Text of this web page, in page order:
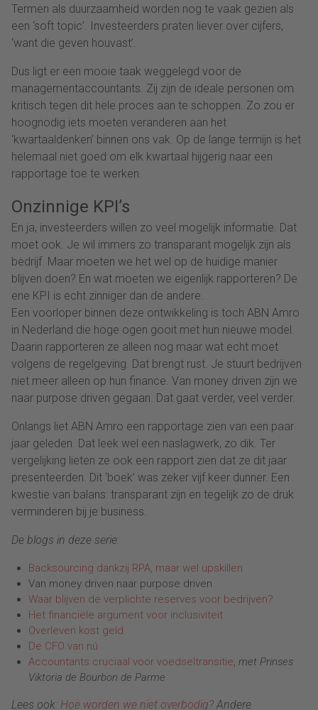
Termen als duurzaamheid worden nog te vaak gezien als
een ‘soft topic’. Investeerders praten liever over cijfers,
‘want die geven houvast’.
Dus ligt er een mooie taak weggelegd voor de
managementaccountants. Zij zijn de ideale personen om
kritisch tegen dit hele proces aan te schoppen. Zo zou er
hoognodig iets moeten veranderen aan het
‘kwartaaldenken’ binnen ons vak. Op de lange termijn is het
helemaal niet goed om elk kwartaal hijgerig naar een
rapportage toe te werken.
Onzinnige KPI’s
En ja, investeerders willen zo veel mogelijk informatie. Dat
moet ook. Je wil immers zo transparant mogelijk zijn als
bedrijf. Maar moeten we het wel op de huidige manier
blijven doen? En wat moeten we eigenlijk rapporteren? De
ene KPI is echt zinniger dan de andere.
Een voorloper binnen deze ontwikkeling is toch ABN Amro
in Nederland die hoge ogen gooit met hun nieuwe model.
Daarin rapporteren ze alleen nog maar wat echt moet
volgens de regelgeving. Dat brengt rust. Je stuurt bedrijven
niet meer alleen op hun finance. Van money driven zijn we
naar purpose driven gegaan. Dat gaat verder, veel verder.
Onlangs liet ABN Amro een rapportage zien van een paar
jaar geleden. Dat leek wel een naslagwerk, zo dik. Ter
vergelijking lieten ze ook een rapport zien dat ze dit jaar
presenteerden. Dit ‘boek’ was zeker vijf keer dunner. Een
kwestie van balans: transparant zijn en tegelijk zo de druk
verminderen bij je business.
De blogs in deze serie:
Backsourcing dankzij RPA, maar wel upskillen
Van money driven naar purpose driven
Waar blijven de verplichte reserves voor bedrijven?
Het financiële argument voor inclusiviteit
Overleven kost geld
De CFO van nú
Accountants cruciaal voor voedseltransitie, met Prinses
Viktoria de Bourbon de Parme
Lees ook: Hoe worden we niet overbodig? Andere